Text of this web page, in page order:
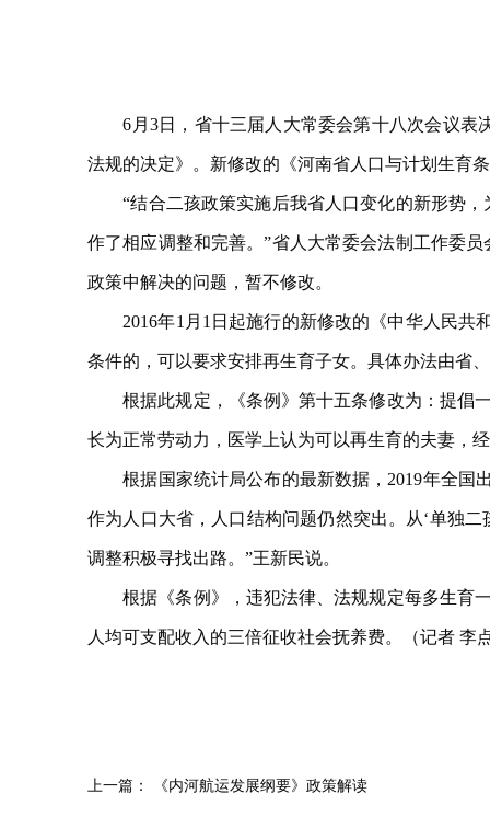
6月3日，省十三届人大常委会第十八次会议
法规的决定》。新修改的《河南省人口与计划生育
“结合二孩政策实施后我省人口变化的新形势，
作了相应调整和完善。”省人大常委会法制工作委
政策中解决的问题，暂不修改。
2016年1月1日起施行的新修改的《中华人民共
条件的，可以要求安排再生育子女。具体办法由省
根据此规定，《条例》第十五条修改为：提倡一
长为正常劳动力，医学上认为可以再生育的夫妻，
根据国家统计局公布的最新数据，2019年全国出
作为人口大省，人口结构问题仍然突出。从‘单独
调整积极寻找出路。”王新民说。
根据《条例》，违犯法律、法规规定每多生育一
人均可支配收入的三倍征收社会抚养费。（记者 李
上一篇： 《内河航运发展纲要》政策解读